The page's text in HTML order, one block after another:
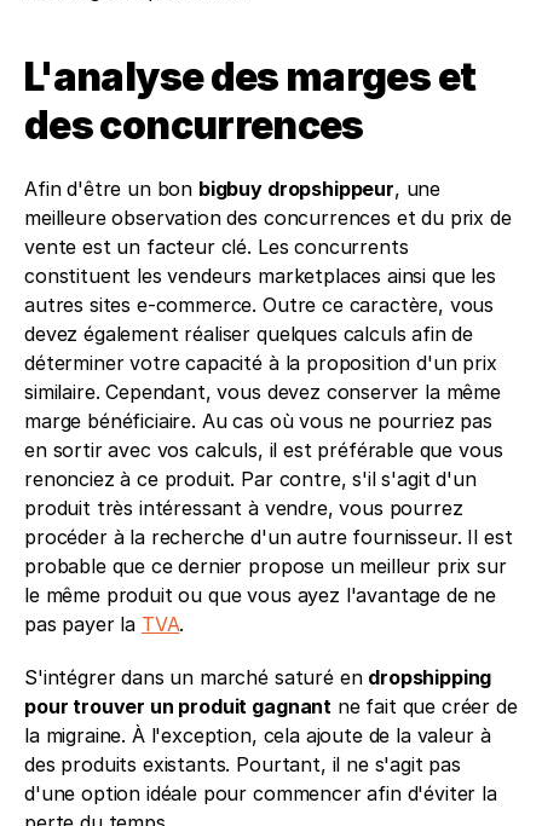
L'analyse des marges et
des concurrences
Afin d'être un bon bigbuy dropshippeur, une
meilleure observation des concurrences et du prix de
vente est un facteur clé. Les concurrents
constituent les vendeurs marketplaces ainsi que les
autres sites e-commerce. Outre ce caractère, vous
devez également réaliser quelques calculs afin de
déterminer votre capacité à la proposition d'un prix
similaire. Cependant, vous devez conserver la même
marge bénéficiaire. Au cas où vous ne pourriez pas
en sortir avec vos calculs, il est préférable que vous
renonciez à ce produit. Par contre, s'il s'agit d'un
produit très intéressant à vendre, vous pourrez
procéder à la recherche d'un autre fournisseur. Il est
probable que ce dernier propose un meilleur prix sur
le même produit ou que vous ayez l'avantage de ne
pas payer la TVA.
S'intégrer dans un marché saturé en dropshipping
pour trouver un produit gagnant ne fait que créer de
la migraine. À l'exception, cela ajoute de la valeur à
des produits existants. Pourtant, il ne s'agit pas
d'une option idéale pour commencer afin d'éviter la